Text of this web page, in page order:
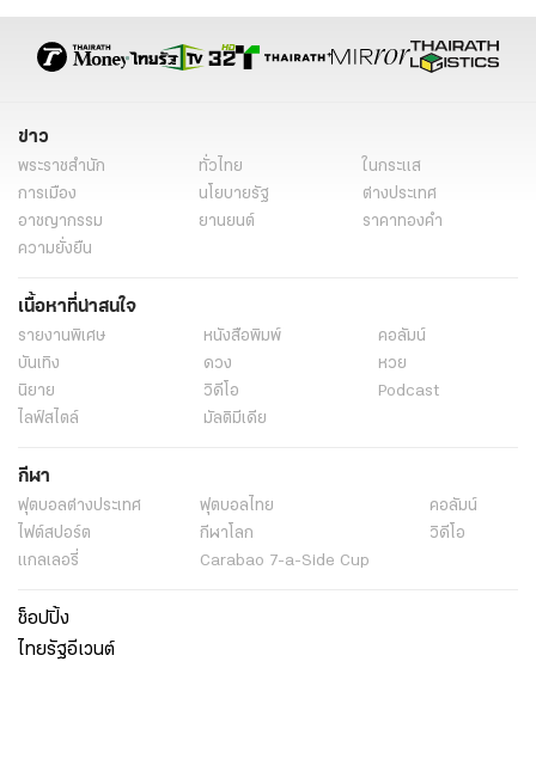
ข่าว
พระราชสำนัก ทั่วไทย
ในกระแส
การเมือง
นโยบายรัฐ
ต่างประเทศ
อาชญากรรม
ยานยนต์
ราคาทองคำ
ความยั่งยืน
เนื้อหาที่น่าสนใจ
รายงานพิเศษ หนังสือพิมพ์
คอลัมน์
บันเทิง
ดวง
หวย
นิยาย
วิดีโอ
Podcast
ไลฟ์สไตล์
มัลติมีเดีย
กีฬา
ฟุตบอลต่่างประเทศ ฟุตบอลไทย
คอลัมน์
ไฟต์สปอร์ต
กีฬาโลก
วิดีโอ
แกลเลอรี่
Carabao 7-a-Side Cup
ช็อปปิ้ง
ไทยรัฐอีเวนต์